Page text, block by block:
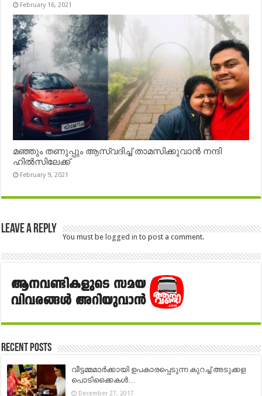
February 16, 2021
മഞ്ഞും തണുപ്പും ആസ്വദിച്ച് താമസിക്കുവാൻ നന്ദി
ഹിൽസിലേക്ക്
February 9, 2021
Leave a Reply
You must belogged in to post a comment.
Recent Posts
വീട്ടമ്മമാര്‍ക്കായി ഉപകാരപ്പെടുന്ന കുറച്ച് അടുക്കള
പൊടിക്കൈകൾ…
December 27, 2017